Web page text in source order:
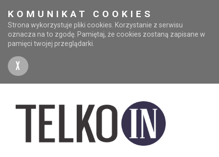
KOMUNIKAT COOKIES
Strona wykorzystuje pliki cookies. Korzystanie z serwisu
oznacza na to zgodę. Pamiętaj, że cookies zostaną zapisane w
pamięci twojej przeglądarki.
X